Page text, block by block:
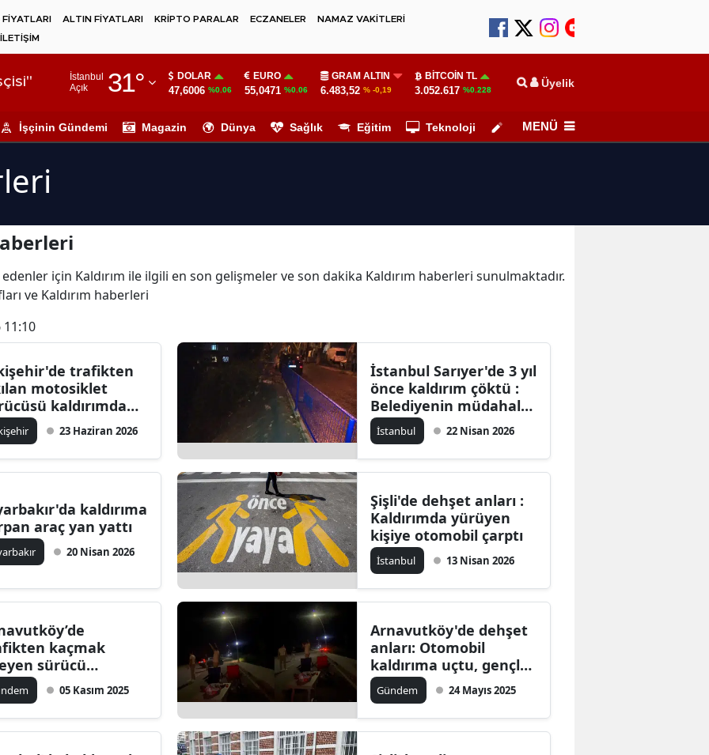
ALTIN FİYATLARI KRİPTO PARALAR ECZANELER
NAMAZ VAKİTLERİ
İLETİŞİM
İstanbul
Açık
31°
Adıyaman
Ağrı
Artvin
Balıkesir
Bilecik
Bingöl
Bitlis
Bolu
Burdur
Bursa
Çankırı
Diyarbakır
Edirne
DOLAR
47,6006 %0.06
EURO
55,0471 %0.06
GRAM ALTIN
6.483,52 % -0,19
BITCOIN TL
3.052.617 %0.228 Üyelik
İşçinin Gündemi Magazin Dünya Sağlık Eğitim Teknoloji Köşe Yazarları
MENÜ
için Kaldırım ile ilgili en son gelişmeler ve son dakika Kaldırım haberleri sunulmaktadır.
ve Kaldırım haberleri
11:10
trafikten
motosiklet
kaldırımda
23 Haziran 2026
İstanbul Sarıyer'de 3 yıl
önce kaldırım çöktü :
Belediyenin müdahale
etmediği iddia edildi
İstanbul 22 Nisan 2026
kaldırıma
araç yan yattı
20 Nisan 2026
Şişli'de dehşet anları :
Kaldırımda yürüyen
kişiye otomobil çarptı
İstanbul 13 Nisan 2026
kaçmak
sürücü
çıktı
05 Kasım 2025
Arnavutköy'de dehşet
anları: Otomobil
kaldırıma uçtu, gençler
ölümden döndü!
Gündem 24 Mayıs 2025